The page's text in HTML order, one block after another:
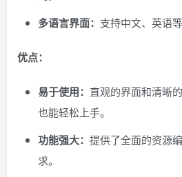
多语言界面： 支持中文、英语
优点：
易于使用： 直观的界面和清晰
也能轻松上手。
功能强大： 提供了全面的资源
求。